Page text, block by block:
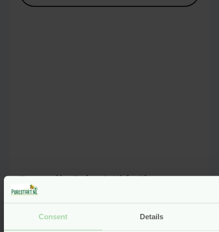
Consent Details
Zeepvrije Baby & Kids Shampoo –
200 ml – Happy Earth
Voor9.95